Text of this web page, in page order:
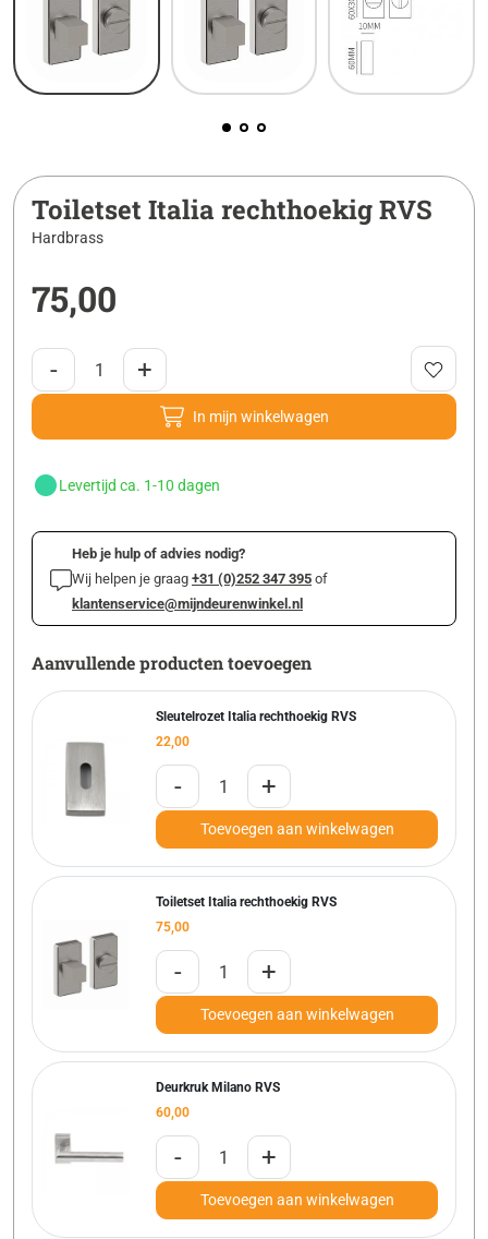
Toiletset Italia rechthoekig RVS
Hardbrass
75,00
- +
In mijn winkelwagen
Levertijd ca. 1-10 dagen
Heb je hulp of advies nodig?
Wij helpen je graag +31 (0)252 347 395 of
klantenservice@mijndeurenwinkel.nl
Aanvullende producten toevoegen
Sleutelrozet Italia rechthoekig RVS
22,00
- +
Toevoegen aan winkelwagen
Toiletset Italia rechthoekig RVS
75,00
- +
Toevoegen aan winkelwagen
Deurkruk Milano RVS
60,00
- +
Toevoegen aan winkelwagen